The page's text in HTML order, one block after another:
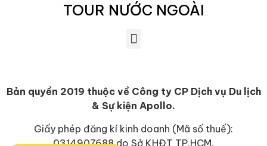
TOUR NƯỚC NGOÀI
Bản quyền 2019 thuộc về Công ty CP Dịch vụ Du lịch
& Sự kiện Apollo.
Giấy phép đăng kí kinh doanh (Mã số thuế):
0314907688 do Sở KHĐT TP.HCM.